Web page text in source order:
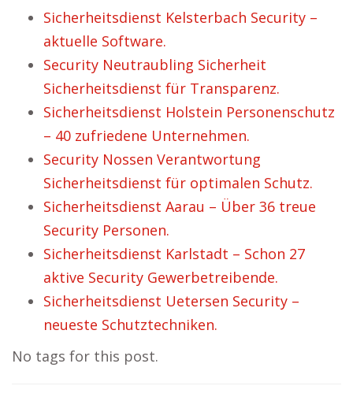
Sicherheitsdienst Kelsterbach Security –
aktuelle Software.
Security Neutraubling Sicherheit
Sicherheitsdienst für Transparenz.
Sicherheitsdienst Holstein Personenschutz
– 40 zufriedene Unternehmen.
Security Nossen Verantwortung
Sicherheitsdienst für optimalen Schutz.
Sicherheitsdienst Aarau – Über 36 treue
Security Personen.
Sicherheitsdienst Karlstadt – Schon 27
aktive Security Gewerbetreibende.
Sicherheitsdienst Uetersen Security –
neueste Schutztechniken.
No tags for this post.